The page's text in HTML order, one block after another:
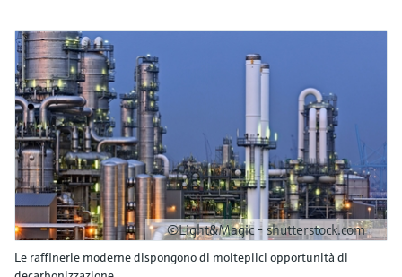
©Light&Magic - shutterstock.com
Le raffinerie moderne dispongono di molteplici opportunità di